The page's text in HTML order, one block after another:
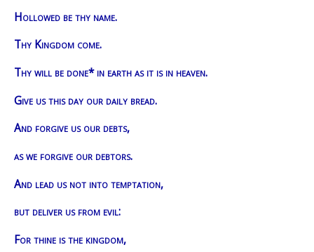
Hollowed be thy name.
Thy Kingdom come.
Thy will be done* in earth as it is in heaven.
Give us this day our daily bread.
And forgive us our debts,
as we forgive our debtors.
And lead us not into temptation,
but deliver us from evil:
For thine is the kingdom,